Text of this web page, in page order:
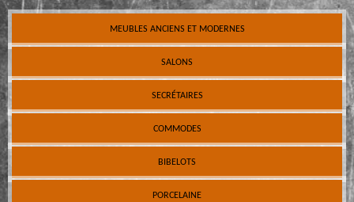
MEUBLES ANCIENS ET MODERNES
SALONS
SECRÉTAIRES
COMMODES
BIBELOTS
PORCELAINE